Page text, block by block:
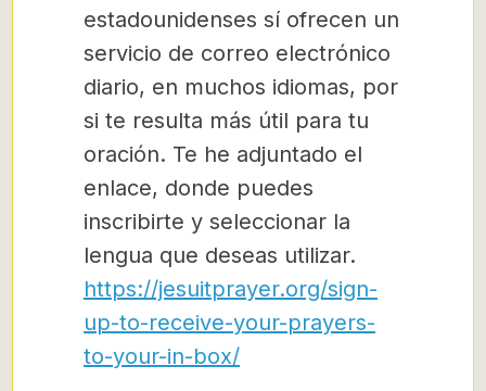
estadounidenses sí ofrecen un
servicio de correo electrónico
diario, en muchos idiomas, por
si te resulta más útil para tu
oración. Te he adjuntado el
enlace, donde puedes
inscribirte y seleccionar la
lengua que deseas utilizar.
https://jesuitprayer.org/sign-
up-to-receive-your-prayers-
to-your-in-box/